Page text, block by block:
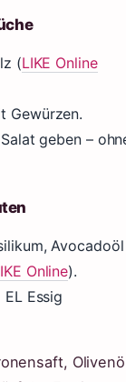
(LIKE Online
Gewürzen.
geben –
Avocadoöl
Online).
Essig